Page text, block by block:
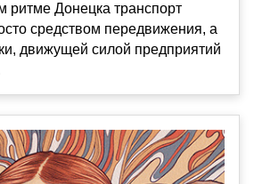
ритме Донецка транспорт
средством передвижения, а
движущей силой предприятий